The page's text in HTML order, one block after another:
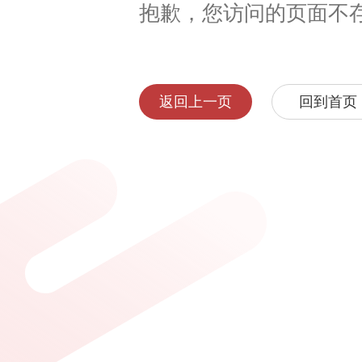
抱歉，您访问的页面不
返回上一页 回到首页